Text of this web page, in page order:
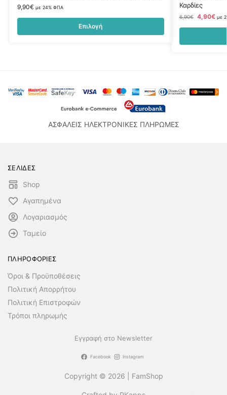
9,90€ με 24% ΦΠΑ
Επιλογή
Καρδίες
6,90€ 4,90€ με
ΑΣΦΑΛΕΙΣ ΗΛΕΚΤΡΟΝΙΚΕΣ ΠΛΗΡΩΜΕΣ
ΣΕΛΙΔΕΣ
Shop
Αγαπημένα
Λογαριασμός
Ταμείο
ΠΛΗΡΟΦΟΡΙΕΣ
Όροι & Προϋποθέσεις
Πολιτική Απορρήτου
Πολιτική Επιστροφών
Τρόποι πληρωμής
Εγγραφή στο Newsletter
Facebook Instagram
Copyright © 2026 | FamShop